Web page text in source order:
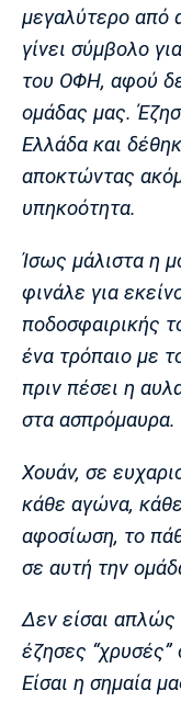
μεγαλύτερο από
γίνει σύμβολο
του ΟΦΗ, αφού
ομάδας μας.
Ελλάδα και
αποκτώντας
υπηκοότητα.
Ίσως μάλιστα η
φινάλε για
ποδοσφαιρικής
ένα τρόπαιο με
πριν πέσει η
στα ασπρόμαυρα.
Χουάν, σε
κάθε αγώνα,
αφοσίωση, το
σε αυτή την
Δεν είσαι απλώς
έζησες
Είσαι η σημαία